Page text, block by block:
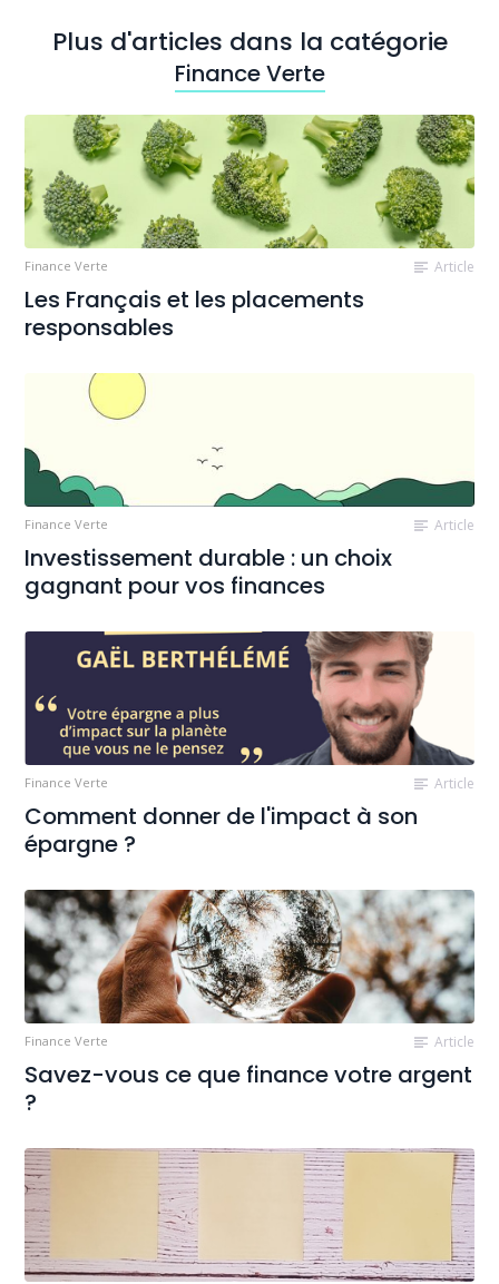
Plus d'articles dans la catégorie
Finance Verte
Finance Verte Article
Les Français et les placements
responsables
Finance Verte Article
Investissement durable : un choix
gagnant pour vos finances
Finance Verte Article
Comment donner de l'impact à son
épargne ?
Finance Verte Article
Savez-vous ce que finance votre argent
?